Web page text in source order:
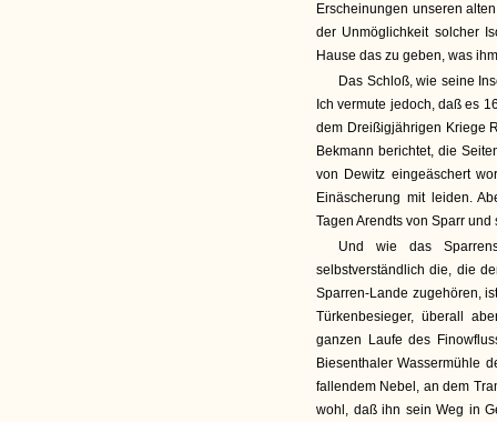
Erscheinungen unseren
der Unmöglichkeit solcher
Hause das zu geben, was
Das Schloß, wie seine
Ich vermute jedoch, daß es
dem Dreißigjährigen Kriege
Bekmann berichtet, die
von Dewitz eingeäschert
Einäscherung mit leiden.
Tagen Arendts von Sparr
Und wie das
selbstverständlich die, die
Sparren-Lande zugehören,
Türkenbesieger, überall
ganzen Laufe des
Biesenthaler Wassermühle
fallendem Nebel, an dem
wohl, daß ihn sein Weg in